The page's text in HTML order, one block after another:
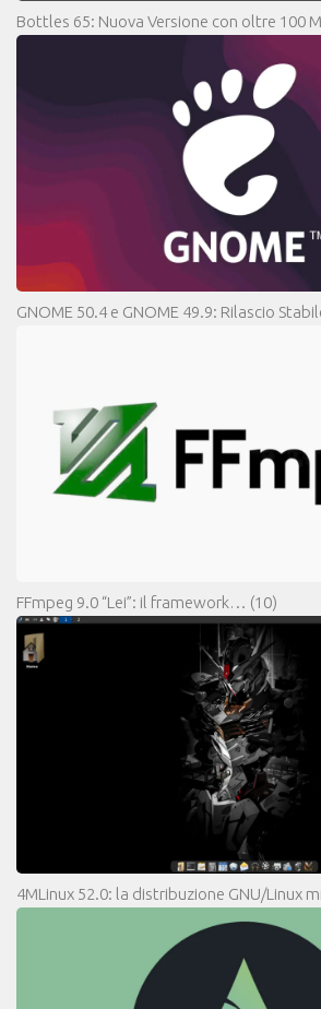
Bottles 65: Nuova Versione con oltre 100
GNOME 50.4 e GNOME 49.9: Rilascio
FFmpeg 9.0 “Lei”: il framework… (10)
4MLinux 52.0: la distribuzione GNU/Linux